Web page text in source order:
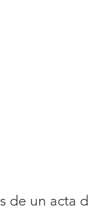
de un acta